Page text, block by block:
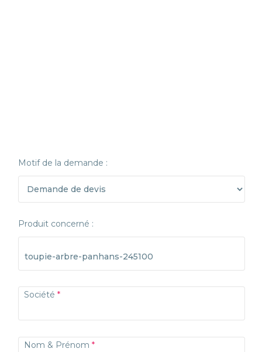
Motif de la demande :
Produit concerné :
Société
Nom & Prénom